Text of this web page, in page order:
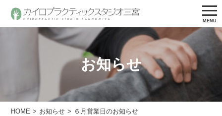
お知らせ
HOME お知らせ ６月営業日のお知らせ